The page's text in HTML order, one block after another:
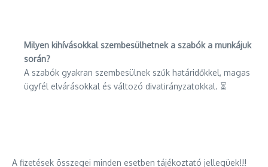
Milyen kihívásokkal szembesülhetnek a szabók a munkájuk
során?
A szabók gyakran szembesülnek szűk határidőkkel, magas
ügyfél elvárásokkal és változó divatirányzatokkal. ⏳
A fizetések összegei minden esetben tájékoztató jellegüek!!!